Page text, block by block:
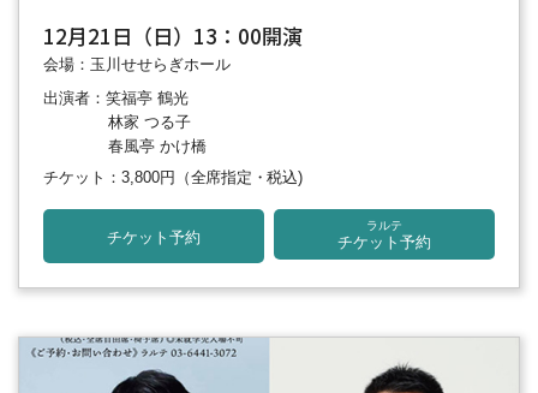
12月21日（日）13：00開演
会場：玉川せせらぎホール
出演者：笑福亭 鶴光
林家 つる子
春風亭 かけ橋
チケット：3,800円
（全席指定・税込)
チケット予約
ラルテ
チケット予約